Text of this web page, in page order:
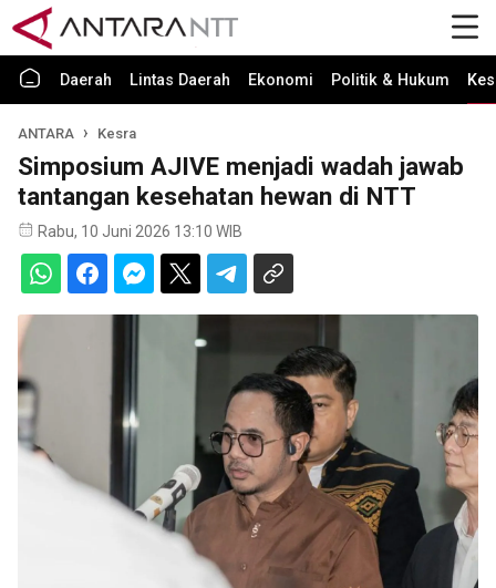
Daerah Lintas Daerah Ekonomi Politik & Hukum
ANTARA Kesra
Simposium AJIVE menjadi wadah jawab
tantangan kesehatan hewan di NTT
Rabu, 10 Juni 2026 13:10 WIB